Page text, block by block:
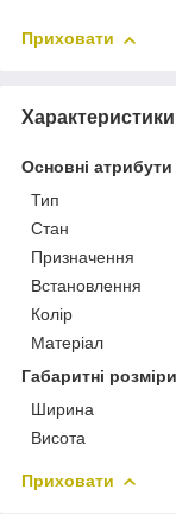
Приховати
Характеристики
Основні атрибути
Тип
Стан
Призначення
Встановлення
Колір
Матеріал
Габаритні розміри
Ширина
Висота
Приховати